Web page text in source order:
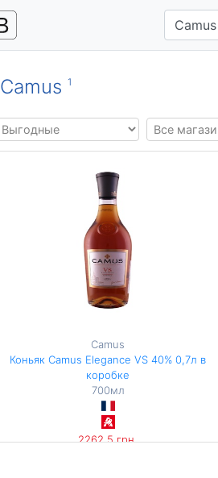
Camus 1
Camus
Коньяк Camus Elegance VS 40% 0,7л в
коробке
700мл
2262,5 грн